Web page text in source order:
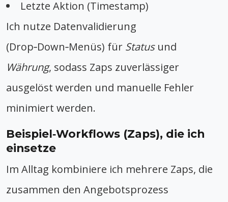
Letzte Aktion (Timestamp)
Ich nutze Datenvalidierung
(Drop‑Down‑Menüs) für Statusund
Währung, sodass Zaps zuverlässiger
ausgelöst werden und manuelle Fehler
minimiert werden.
Beispiel‑Workflows (Zaps), die ich
einsetze
Im Alltag kombiniere ich mehrere Zaps, die
zusammen den Angebotsprozess